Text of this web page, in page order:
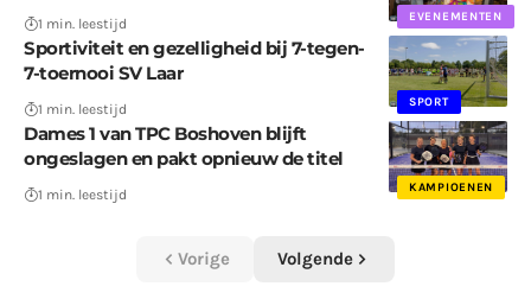
EVENEMENTEN
1 min. leestijd
SPORT
Sportiviteit en gezelligheid bij 7-tegen-
7-toernooi SV Laar
1 min. leestijd
KAMPIOENEN
Dames 1 van TPC Boshoven blijft
ongeslagen en pakt opnieuw de titel
1 min. leestijd
Vorige Volgende